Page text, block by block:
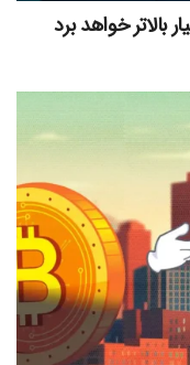
بالاتر خواهد برد